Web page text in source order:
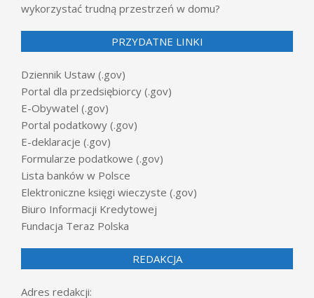
wykorzystać trudną przestrzeń w domu?
PRZYDATNE LINKI
Dziennik Ustaw (.gov)
Portal dla przedsiębiorcy (.gov)
E-Obywatel (.gov)
Portal podatkowy (.gov)
E-deklaracje (.gov)
Formularze podatkowe (.gov)
Lista banków w Polsce
Elektroniczne księgi wieczyste (.gov)
Biuro Informacji Kredytowej
Fundacja Teraz Polska
REDAKCJA
Adres redakcji: